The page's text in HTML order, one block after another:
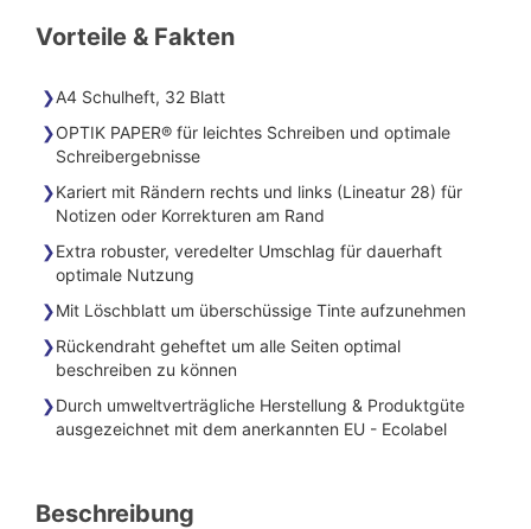
Vorteile & Fakten
A4 Schulheft, 32 Blatt
OPTIK PAPER® für leichtes Schreiben und optimale
Schreibergebnisse
Kariert mit Rändern rechts und links (Lineatur 28) für
Notizen oder Korrekturen am Rand
Extra robuster, veredelter Umschlag für dauerhaft
optimale Nutzung
Mit Löschblatt um überschüssige Tinte aufzunehmen
Rückendraht geheftet um alle Seiten optimal
beschreiben zu können
Durch umweltverträgliche Herstellung & Produktgüte
ausgezeichnet mit dem anerkannten EU - Ecolabel
Beschreibung